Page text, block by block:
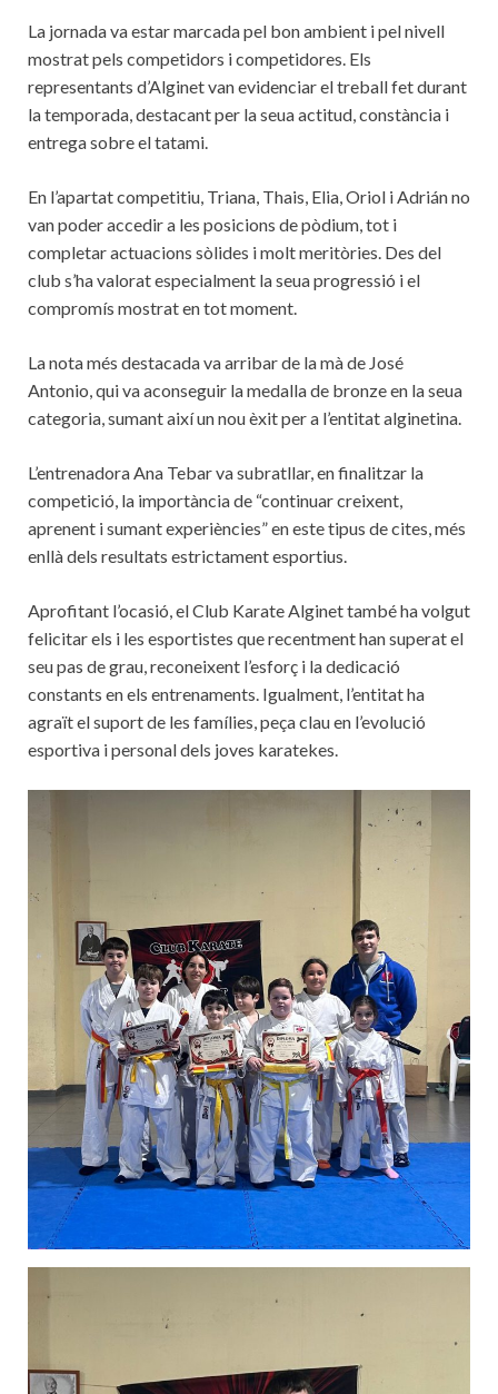
La jornada va estar marcada pel bon ambient i pel nivell
mostrat pels competidors i competidores. Els
representants d’Alginet van evidenciar el treball fet durant
la temporada, destacant per la seua actitud, constància i
entrega sobre el tatami.
En l’apartat competitiu, Triana, Thais, Elia, Oriol i Adrián no
van poder accedir a les posicions de pòdium, tot i
completar actuacions sòlides i molt meritòries. Des del
club s’ha valorat especialment la seua progressió i el
compromís mostrat en tot moment.
La nota més destacada va arribar de la mà de José
Antonio, qui va aconseguir la medalla de bronze en la seua
categoria, sumant així un nou èxit per a l’entitat alginetina.
L’entrenadora Ana Tebar va subratllar, en finalitzar la
competició, la importància de “continuar creixent,
aprenent i sumant experiències” en este tipus de cites, més
enllà dels resultats estrictament esportius.
Aprofitant l’ocasió, el Club Karate Alginet també ha volgut
felicitar els i les esportistes que recentment han superat el
seu pas de grau, reconeixent l’esforç i la dedicació
constants en els entrenaments. Igualment, l’entitat ha
agraït el suport de les famílies, peça clau en l’evolució
esportiva i personal dels joves karatekes.